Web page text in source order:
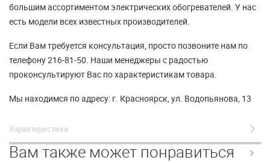
большим ассортиментом электрических обогревателей. У нас
есть модели всех известных производителей.
Если Вам требуется консультация, просто позвоните нам по
телефону 216-81-50. Наши менеджеры с радостью
проконсультируют Вас по характеристикам товара.
Мы находимся по адресу: г. Красноярск, ул. Водопьянова, 13
Характеристики
Вам также может понравиться